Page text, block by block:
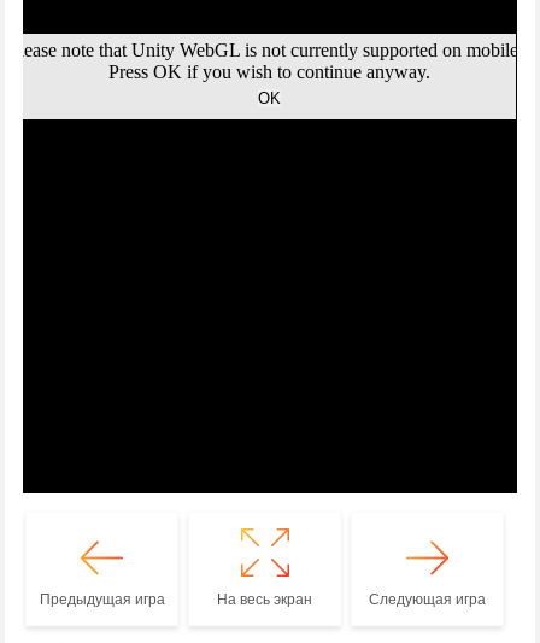
Предыдущая игра На весь экран Следующая игра